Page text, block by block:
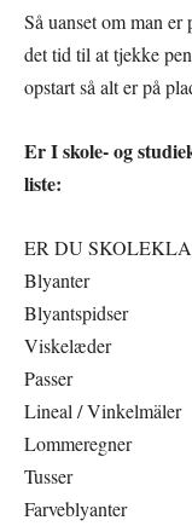
Så uanset om man er
det tid til at tjekke
opstart så alt er på
Er I skole- og
liste:
ER DU
Blyanter
Blyantspidser
Viskelæder
Passer
Lineal / Vinkelmäler
Lommeregner
Tusser
Farveblyanter